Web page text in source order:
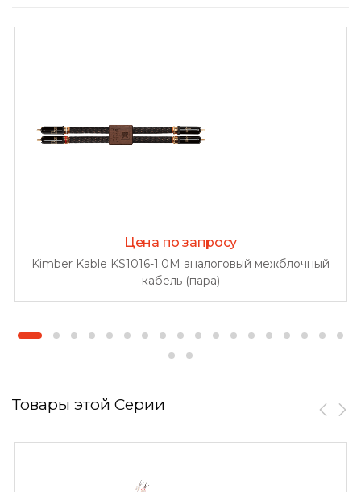
Цена по запросу
Kimber Kable KS1016-1.0M аналоговый межблочный
кабель (пара)
Товары этой Серии